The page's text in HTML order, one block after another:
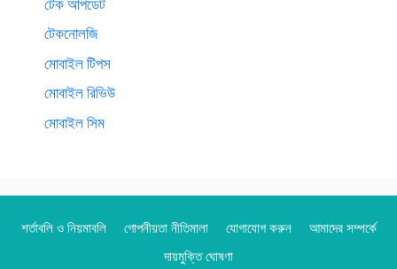
টেকনোলজি
মোবাইল টিপস
মোবাইল রিভিউ
মোবাইল সিম
শর্তাবলি ও নিয়মাবলি গোপনীয়তা নীতিমালা যোগাযোগ করুন
আমাদের সম্পর্কে
দায়মুক্তি ঘোষণা